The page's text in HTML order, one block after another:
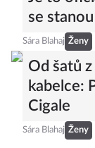
Je to
se
Sára Blahaj Ženy
Od šatů
kabelce:
Cigale